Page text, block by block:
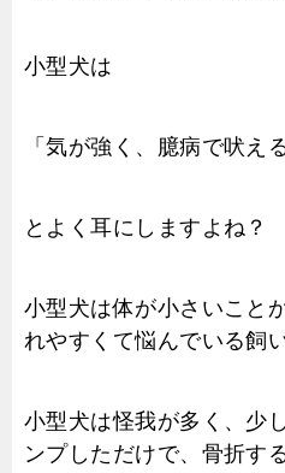
小型犬は
「気が強く、臆病で吠える
とよく耳にしますよね？
小型犬は体が小さいこと
れやすくて悩んでいる飼
小型犬は怪我が多く、少
ンプしただけで、骨折す